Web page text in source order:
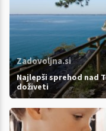
Zadovoljna.si
Najlepši sprehod nad
doživeti